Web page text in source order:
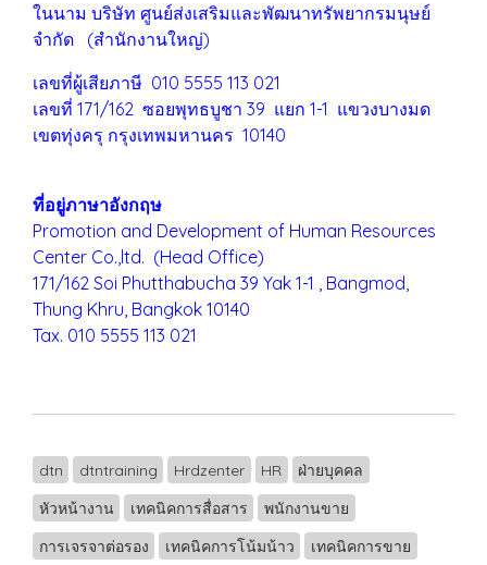
ในนาม บริษัท ศูนย์ส่งเสริมและพัฒนาทรัพยากรมนุษย์
จำกัด (สำนักงานใหญ่)
เลขที่ผู้เสียภาษี 010 5555 113 021
เลขที่ 171/162 ซอยพุทธบูชา 39 แยก 1-1 แขวงบางมด
เขตทุ่งครุ กรุงเทพมหานคร 10140
ที่อยู่ภาษาอังกฤษ
Promotion and Development of Human Resources
Center Co.,ltd. (Head Office)
171/162 Soi Phutthabucha 39 Yak 1-1 , Bangmod,
Thung Khru, Bangkok 10140
Tax. 010 5555 113 021
dtn dtntraining Hrdzenter HR
ฝ่ายบุคคล
หัวหน้างาน
เทคนิคการสื่อสาร
พนักงานขาย
การเจรจาต่อรอง
เทคนิคการโน้มน้าว
เทคนิคการขาย